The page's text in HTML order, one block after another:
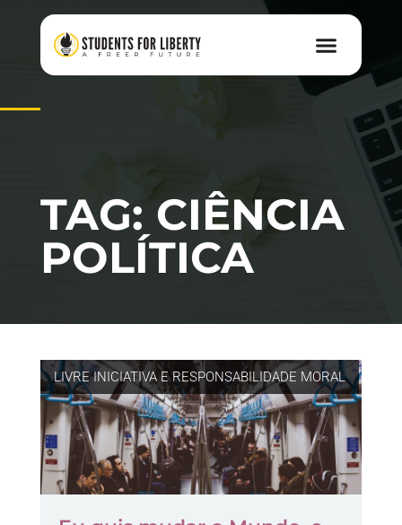
TAG: CIÊNCIA
POLÍTICA
LIVRE INICIATIVA E RESPONSABILIDADE MORAL